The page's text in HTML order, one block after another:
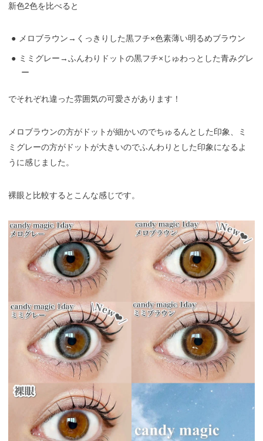
新色2色を比べると
メロブラウン→くっきりした黒フチ×色素薄い明るめブラウン
ミミグレー→ふんわりドットの黒フチ×じゅわっとした青みグレ
ー
でそれぞれ違った雰囲気の可愛さがあります！
メロブラウンの方がドットが細かいのでちゅるんとした印象、ミ
ミグレーの方がドットが大きいのでふんわりとした印象になるよ
うに感じました。
裸眼と比較するとこんな感じです。